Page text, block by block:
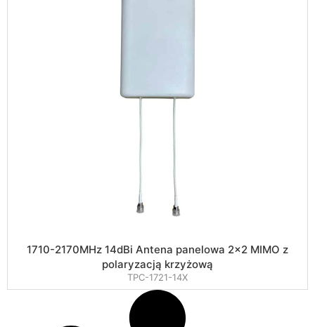
1710-2170MHz 14dBi Antena panelowa 2×2 MIMO z
polaryzacją krzyżową
TPC-1721-14X